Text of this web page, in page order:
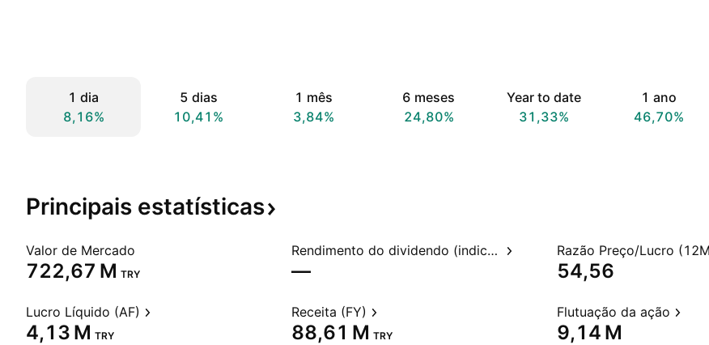
1 dia
8,16%
5 dias
10,41%
1 mês
3,84%
6 meses
24,80%
Year to date
31,33%
1 ano
46,70%
Principais estatísticas
Valor de Mercado
‪722,67 M‬ TRY
Rendimento do dividendo (indicado)
—
Razão Preço/Lucro
54,56
Lucro Líquido (AF)
‪4,13 M‬ TRY
Receita (FY)
‪88,61 M‬ TRY
Flutuação da ação
‪9,14 M‬